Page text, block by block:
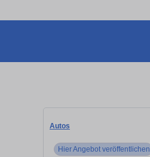
Autos
Hier Angebot veröffentlichen